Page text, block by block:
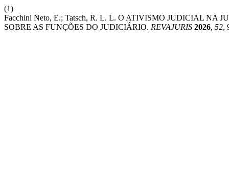
(1)
Facchini Neto, E.; Tatsch, R. L. L. O ATIVISMO JUDICIAL
SOBRE AS FUNÇÕES DO JUDICIÁRIO. REVAJURIS 2026, 52,